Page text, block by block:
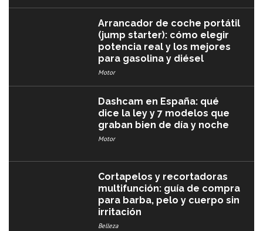
Arrancador de coche portátil
(jump starter): cómo elegir
potencia real y los mejores
para gasolina y diésel
Motor
Dashcam en España: qué
dice la ley y 7 modelos que
graban bien de día y noche
Motor
Cortapelos y recortadoras
multifunción: guía de compra
para barba, pelo y cuerpo sin
irritación
Belleza